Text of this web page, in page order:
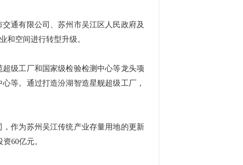
通有限公司、苏州市吴江区人民政府及
和空间进行转型升级。
级工厂和国家级检验检测中心等龙头项
等。通过打造汾湖智造星舰超级工厂，
作为苏州吴江传统产业存量用地的更新
60亿元。